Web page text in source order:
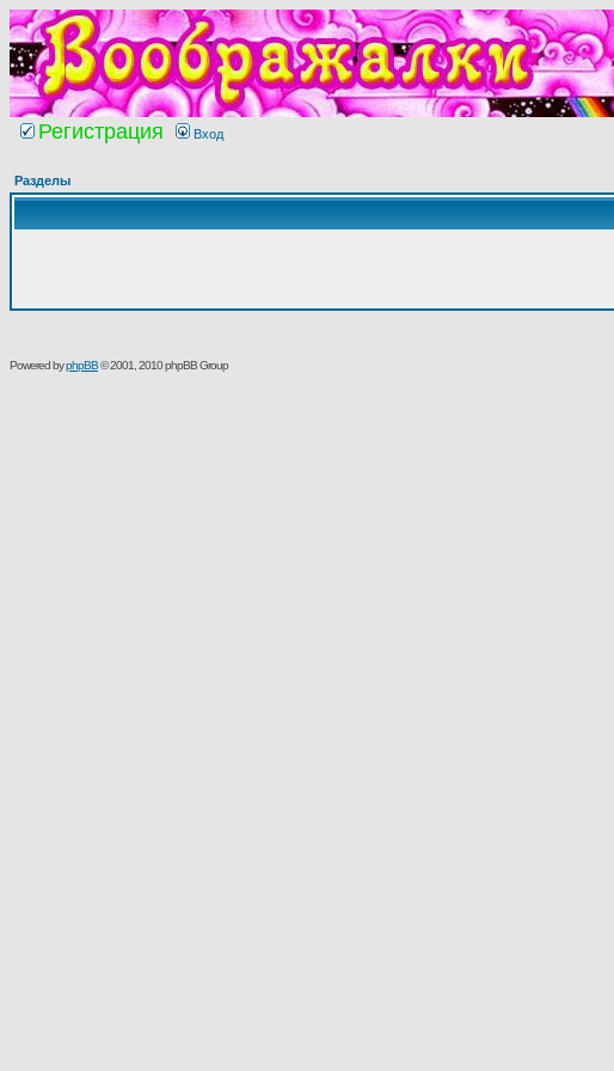
Регистрация Вход
Разделы
Powered byphpBB© 2001, 2010 phpBB Group